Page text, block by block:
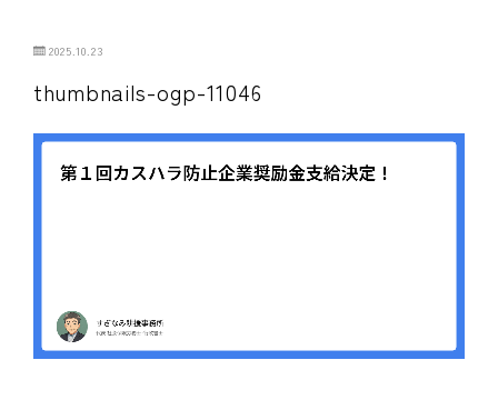
2025.10.23
thumbnails-ogp-11046